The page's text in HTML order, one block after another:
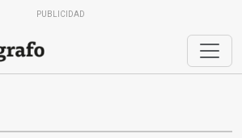
PUBLICIDAD